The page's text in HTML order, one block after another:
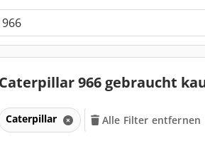
Caterpillar 966 gebraucht
Caterpillar Alle Filter entfernen